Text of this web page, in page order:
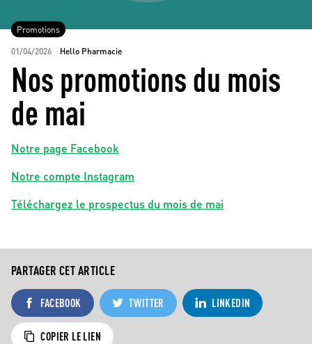
Promotions
01/04/2026 Hello Pharmacie
Nos promotions du mois
de mai
Notre page Facebook
Notre compte Instagram
Téléchargez le prospectus du mois de mai
PARTAGER CET ARTICLE
FACEBOOK TWITTER LINKEDIN
COPIER LE LIEN